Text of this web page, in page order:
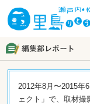
2012年8月〜2015年
ェクト」で、取材撮